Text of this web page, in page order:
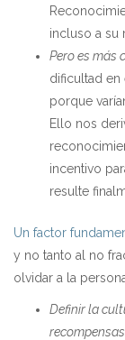
incluso a su
Pero es más
dificultad
porque
Ello nos
incentivo
resulte
Un factor
y no tanto al no
olvidar a la
Definir la
recompensas.